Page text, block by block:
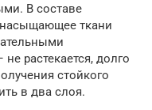
В составе
насыщающее ткани
растекается, долго
стойкого
в два слоя.